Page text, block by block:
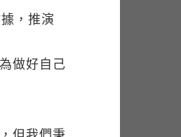
，推演
做好自己